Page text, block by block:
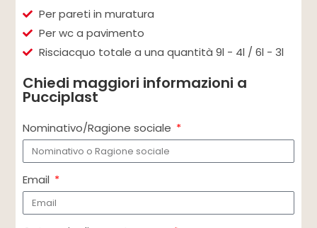
Per pareti in muratura
Per wc a pavimento
Risciacquo totale a una quantità 9l - 4l / 6l - 3l
Chiedi maggiori informazioni a
Pucciplast
Nominativo/Ragione sociale
Email